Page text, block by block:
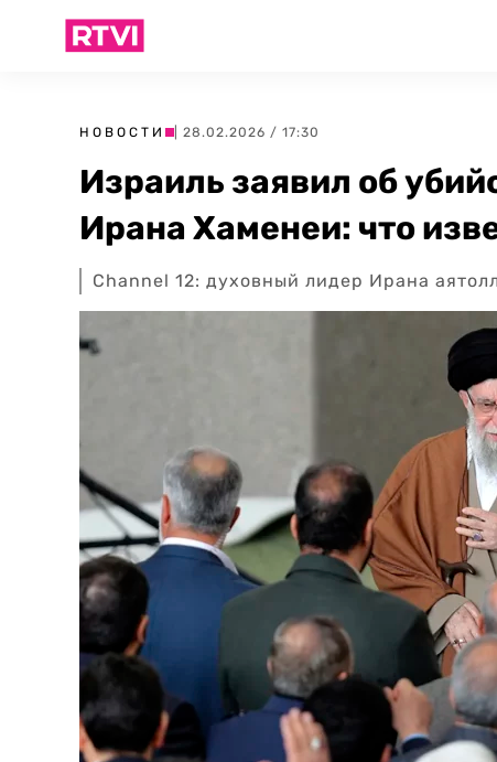
НОВОСТИ | 28.02.2026 / 17:30
Израиль заявил об
Ирана Хаменеи: что
Channel 12: духовный лидер Ирана